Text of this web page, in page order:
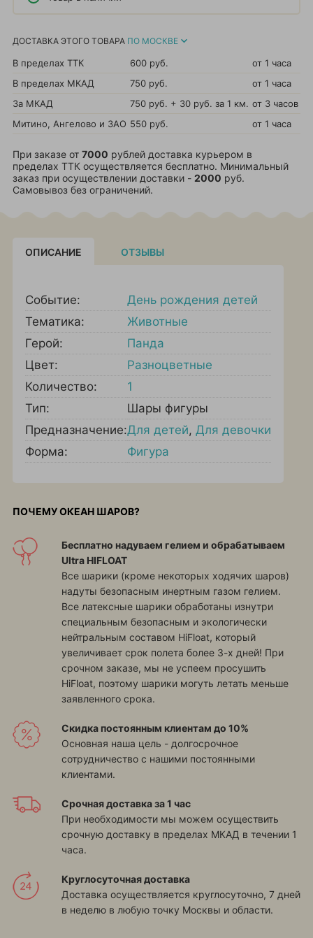
ДОСТАВКА ЭТОГО ТОВАРА ПО МОСКВЕ
В пределах ТТК 600 руб.
от 1 часа
В пределах МКАД
750 руб.
от 1 часа
За МКАД
750 руб. + 30 руб. за 1 км. от 3 часов
Митино, Ангелово и ЗАО 550 руб. от 1 часа
При заказе от 7000 рублей доставка курьером в
пределах ТТК осуществляется бесплатно. Минимальный
заказ при осуществлении доставки - 2000 руб.
Самовывоз без ограничений.
ОПИСАНИЕ ОТЗЫВЫ
Событие:
День рождения детей
Тематика:
Животные
Герой:
Панда
Цвет:
Разноцветные
Количество:
1
Тип:
Шары фигуры
Предназначение:Для детей, Для девочки
Форма:
Фигура
ПОЧЕМУ ОКЕАН ШАРОВ?
Бесплатно надуваем гелием и обрабатываем
Ultra HIFLOAT
Все шарики (кроме некоторых ходячих шаров)
надуты безопасным инертным газом гелием.
Все латексные шарики обработаны изнутри
специальным безопасным и экологически
нейтральным составом HiFloat, который
увеличивает срок полета более 3-х дней! При
срочном заказе, мы не успеем просушить
HiFloat, поэтому шарики могуть летать меньше
заявленного срока.
Скидка постоянным клиентам до 10%
Основная наша цель - долгосрочное
сотрудничество с нашими постоянными
клиентами.
Срочная доставка за 1 час
При необходимости мы можем осуществить
срочную доставку в пределах МКАД в течении 1
часа.
Круглосуточная доставка
Доставка осуществляется круглосуточно, 7 дней
в неделю в любую точку Москвы и области.